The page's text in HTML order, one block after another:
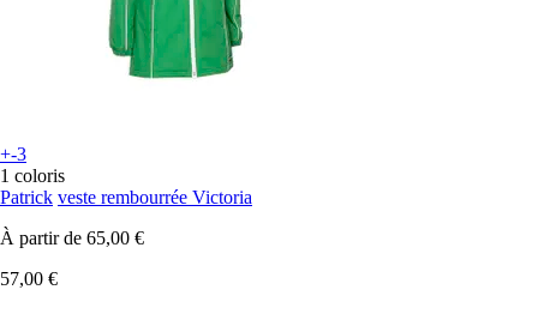
+-3
1 coloris
Patrick veste rembourrée Victoria
À partir de 65,00 €
57,00 €